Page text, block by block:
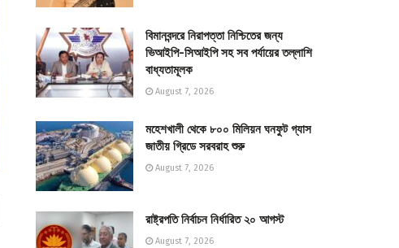
বিমানবন্দরে নিরাপত্তা নিশ্চিতের জন্য
ভিআইপি-সিআইপি সহ সব পর্যায়ের তল্লাশি
বাধ্যতামূলক
August 7, 2026
মহেশখালী থেকে ৮০০ মিলিয়ন ঘনফুট গ্যাস
জাতীয় গ্রিডে সরবরাহ শুরু
August 7, 2026
রাষ্ট্রপতি নির্বাচন নির্ধারিত ২০ আগস্ট
August 7, 2026